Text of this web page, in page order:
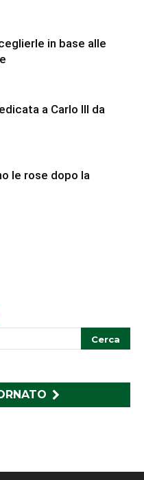
in base alle
a Carlo III da
le rose dopo la